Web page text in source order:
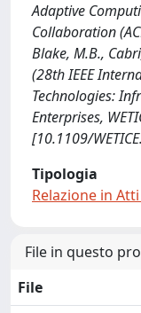
Adaptive
Collaboration
Blake, M.B.,
(28th IEEE
Technologies:
Enterprises,
[10.1109/
Tipologia
Relazione in
File in questo
File